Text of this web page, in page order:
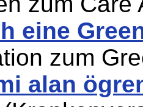
eine
zum
alan